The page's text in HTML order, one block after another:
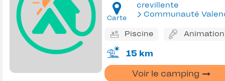
Carte
crevillente
Communauté
Piscine
15 km
Voir le camping